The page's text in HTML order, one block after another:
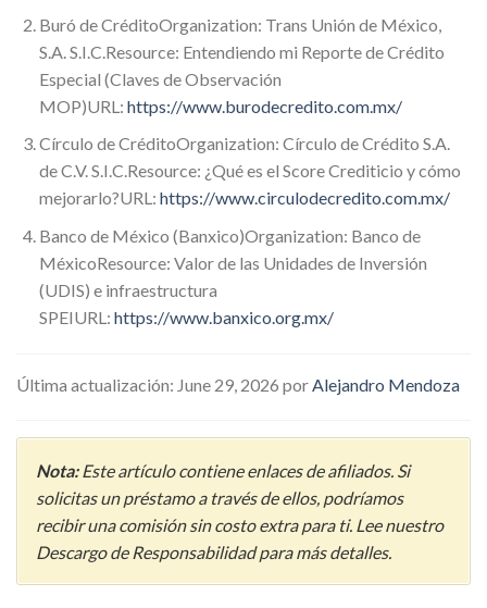
Buró de CréditoOrganization: Trans Unión de México,
S.A. S.I.C.Resource: Entendiendo mi Reporte de Crédito
Especial (Claves de Observación
MOP)URL: https://www.burodecredito.com.mx/
Círculo de CréditoOrganization: Círculo de Crédito S.A.
de C.V. S.I.C.Resource: ¿Qué es el Score Crediticio y cómo
mejorarlo?URL: https://www.circulodecredito.com.mx/
Banco de México (Banxico)Organization: Banco de
MéxicoResource: Valor de las Unidades de Inversión
(UDIS) e infraestructura
SPEIURL: https://www.banxico.org.mx/
Última actualización: June 29, 2026 por Alejandro Mendoza
Nota:Este artículo contiene enlaces de afiliados. Si
solicitas un préstamo a través de ellos, podríamos
recibir una comisión sin costo extra para ti. Lee nuestro
Descargo de Responsabilidad para más detalles.